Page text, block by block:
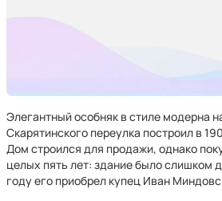
Элегантный особняк в стиле модерна
Скарятинского переулка построил в
Дом строился для продажи, однако
целых пять лет: здание было слишком
году его приобрел купец Иван